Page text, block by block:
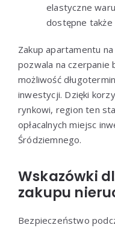
elastyczne
dostępne także
Zakup apartamentu
pozwala na czerpanie
możliwość
inwestycji. Dzięki
rynkowi, region ten
opłacalnych miejsc
Śródziemnego.
Wskazówki
zakupu
Bezpieczeństwo